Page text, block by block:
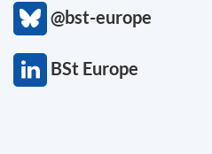
@bst-europe
BSt Europe